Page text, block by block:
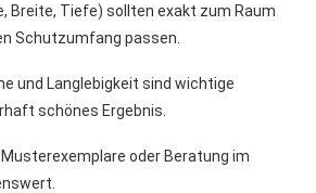
Breite, Tiefe) sollten exakt zum Raum
Schutzumfang passen.
und Langlebigkeit sind wichtige
schönes Ergebnis.
oder Beratung im